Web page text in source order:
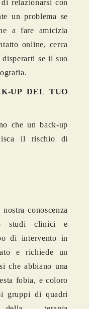
relazionarsi con
un problema se
a fare amicizia
online, cerca
se il suo
UP DEL TUO
che un back-up
il rischio di
conoscenza
studi clinici e
di intervento in
e richiede un
che abbiano una
fobia, e coloro
gruppi di quadri